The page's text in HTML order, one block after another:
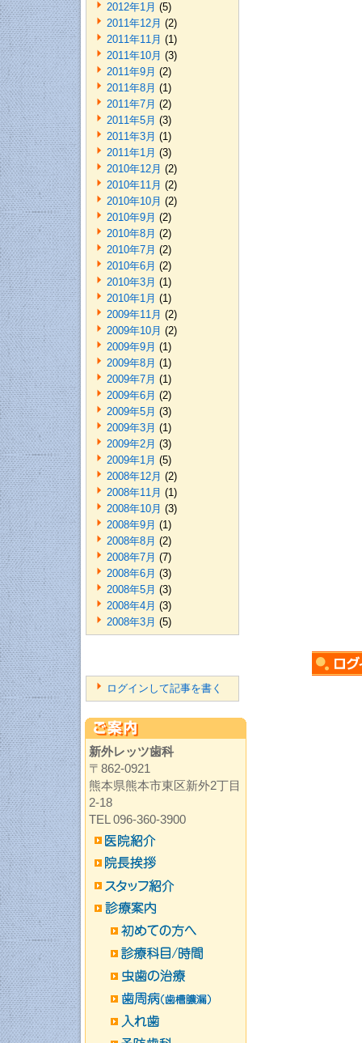
2012年1月 (5)
2011年12月 (2)
2011年11月 (1)
2011年10月 (3)
2011年9月 (2)
2011年8月 (1)
2011年7月 (2)
2011年5月 (3)
2011年3月 (1)
2011年1月 (3)
2010年12月 (2)
2010年11月 (2)
2010年10月 (2)
2010年9月 (2)
2010年8月 (2)
2010年7月 (2)
2010年6月 (2)
2010年3月 (1)
2010年1月 (1)
2009年11月 (2)
2009年10月 (2)
2009年9月 (1)
2009年8月 (1)
2009年7月 (1)
2009年6月 (2)
2009年5月 (3)
2009年3月 (1)
2009年2月 (3)
2009年1月 (5)
2008年12月 (2)
2008年11月 (1)
2008年10月 (3)
2008年9月 (1)
2008年8月 (2)
2008年7月 (7)
2008年6月 (3)
2008年5月 (3)
2008年4月 (3)
2008年3月 (5)
ログインして記事を書く
新外レッツ歯科
〒862-0921
熊本県熊本市東区新外2丁目
2-18
TEL 096-360-3900